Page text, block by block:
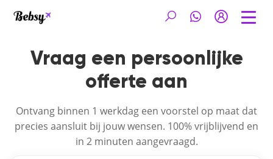
Vraag een persoonlijke
offerte aan
Ontvang binnen 1 werkdag een voorstel op maat dat
precies aansluit bij jouw wensen. 100% vrijblijvend en
in 2 minuten aangevraagd.